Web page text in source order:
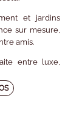
et jardins
sur mesure,
amis.
entre luxe,